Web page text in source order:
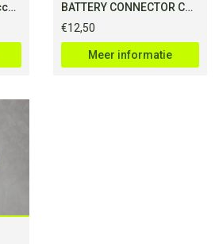
Vergrendeling voor accu impulse evo Kalkhoff Include
BATTERY CONNECTOR COVER TOP RELEASE FOR ENERGYPAK
€12,50
Meer informatie